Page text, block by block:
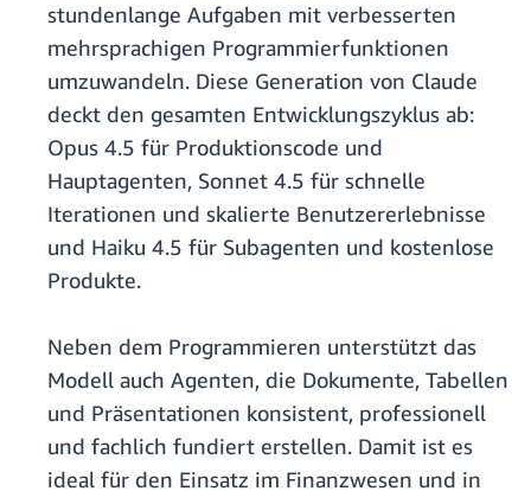
stundenlange Aufgaben mit verbesserten
mehrsprachigen Programmierfunktionen
umzuwandeln. Diese Generation von Claude
deckt den gesamten Entwicklungszyklus ab:
Opus 4.5 für Produktionscode und
Hauptagenten, Sonnet 4.5 für schnelle
Iterationen und skalierte Benutzererlebnisse
und Haiku 4.5 für Subagenten und kostenlose
Produkte.
Neben dem Programmieren unterstützt das
Modell auch Agenten, die Dokumente, Tabellen
und Präsentationen konsistent, professionell
und fachlich fundiert erstellen. Damit ist es
ideal für den Einsatz im Finanzwesen und in